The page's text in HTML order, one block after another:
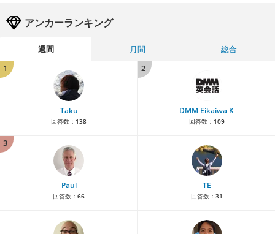
アンカーランキング
週間 月間
総合
1
Taku
回答数： 138
2
DMM Eikaiwa K
回答数： 109
3
Paul
回答数： 66
TE
回答数： 31